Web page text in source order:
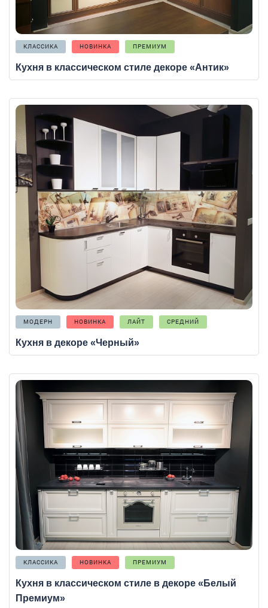
КЛАССИКА НОВИНКА ПРЕМИУМ
Кухня в классическом стиле декоре «Антик»
МОДЕРН НОВИНКА ЛАЙТ СРЕДНИЙ
Кухня в декоре «Черный»
КЛАССИКА НОВИНКА ПРЕМИУМ
Кухня в классическом стиле в декоре «Белый
Премиум»